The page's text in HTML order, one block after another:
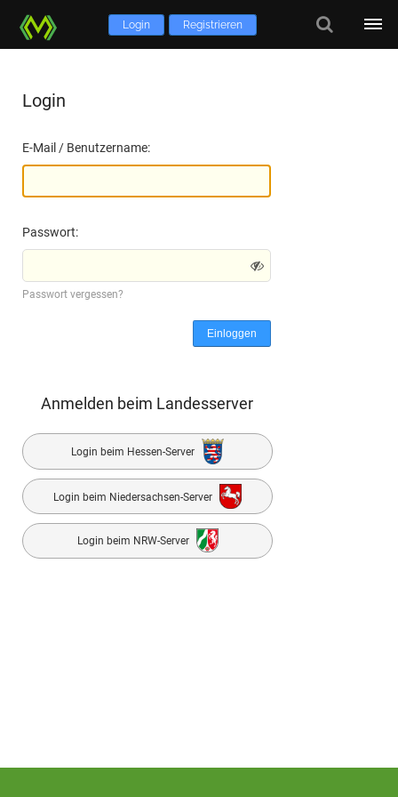
Login Registrieren
Login
E-Mail / Benutzername:
Passwort:
Passwort vergessen?
Anmelden beim Landesserver
Login beim Hessen-Server
Login beim Niedersachsen-Server
Login beim NRW-Server